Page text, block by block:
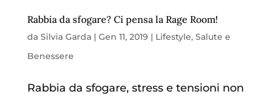
Rabbia da sfogare? Ci pensa la Rage Room!
da Silvia Garda| Gen 11, 2019 | Lifestyle, Salute e
Benessere
Rabbia da sfogare, stress e tensioni non